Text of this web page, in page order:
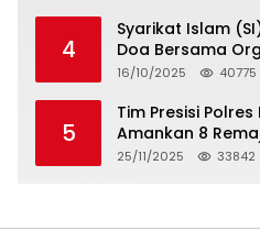
4
Syarikat Islam
Doa Bersama
Syarikat Islam Doa
16/10/2025 40775
5
Tim Presisi
Amankan 8
Tawuran
25/11/2025 33842